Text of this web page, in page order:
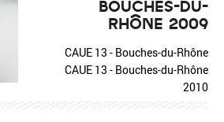
BOUCHES-DU-
RHÔNE 2009
CAUE 13 - Bouches-du-Rhône
CAUE 13 - Bouches-du-Rhône
2010